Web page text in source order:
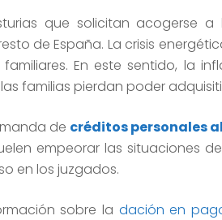
que solicitan acogerse a
de España. La crisis
En este sentido, la
familias pierdan poder
de créditos personales
empeorar las situaciones
en los juzgados.
sobre la dación en